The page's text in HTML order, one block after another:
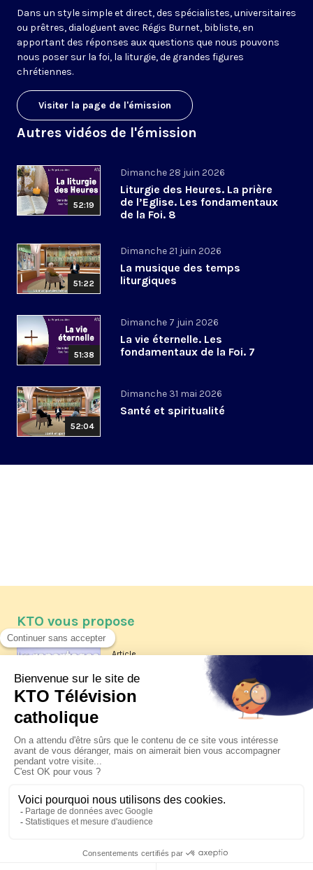
Dans un style simple et direct, des spécialistes, universitaires
ou prêtres, dialoguent avec Régis Burnet, bibliste, en
apportant des réponses aux questions que nous pouvons
nous poser sur la foi, la liturgie, de grandes figures
chrétiennes.
Visiter la page de l'émission
Autres vidéos de l'émission
52:19
Dimanche 28 juin 2026
Liturgie des Heures. La prière
de l’Eglise. Les fondamentaux
de la Foi. 8
51:22
Dimanche 21 juin 2026
La musique des temps
liturgiques
51:38
Dimanche 7 juin 2026
La vie éternelle. Les
fondamentaux de la Foi. 7
52:04
Dimanche 31 mai 2026
Santé et spiritualité
KTO vous propose
Article
Les reportages d'été 2026 de KTO
La visite pastorale du pape Léon
XIV à Assise à suivre sur KTO le
jeudi 6 août
Le pape en Uruguay, Argentine et
Pérou du 6 au 17 novembre 2026